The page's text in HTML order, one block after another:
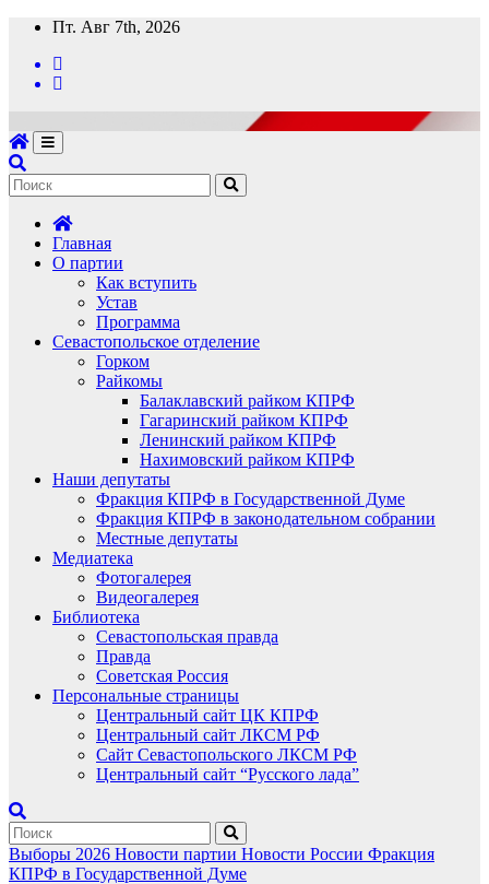
Перейти
содержимому
Пт. Авг 7th, 2026
Главная
О партии
Как вступить
Устав
Программа
Севастопольское отделение
Горком
Райкомы
Балаклавский райком КПРФ
Гагаринский райком КПРФ
Ленинский райком КПРФ
Нахимовский райком КПРФ
Наши депутаты
Фракция КПРФ в Государственной Думе
Фракция КПРФ в законодательном собрании
Местные депутаты
Медиатека
Фотогалерея
Видеогалерея
Библиотека
Севастопольская правда
Правда
Советская Россия
Персональные страницы
Центральный сайт ЦК КПРФ
Центральный сайт ЛКСМ РФ
Сайт Севастопольского ЛКСМ РФ
Центральный сайт “Русского лада”
Выборы 2026 Новости партии Новости России Фракция
КПРФ в Государственной Думе